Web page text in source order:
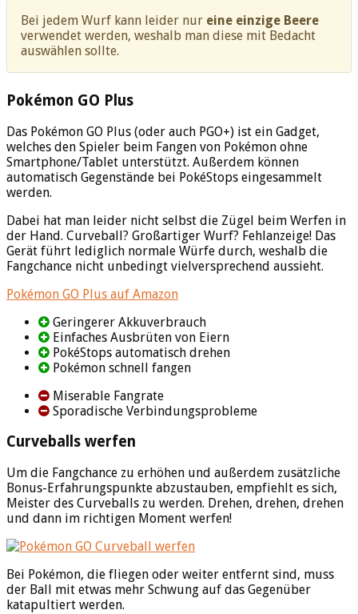
Bei jedem Wurf kann leider nur eine einzige Beere
verwendet werden, weshalb man diese mit Bedacht
auswählen sollte.
Pokémon GO Plus
Das Pokémon GO Plus (oder auch PGO+) ist ein Gadget,
welches den Spieler beim Fangen von Pokémon ohne
Smartphone/Tablet unterstützt. Außerdem können
automatisch Gegenstände bei PokéStops eingesammelt
werden.
Dabei hat man leider nicht selbst die Zügel beim Werfen in
der Hand. Curveball? Großartiger Wurf? Fehlanzeige! Das
Gerät führt lediglich normale Würfe durch, weshalb die
Fangchance nicht unbedingt vielversprechend aussieht.
Pokémon GO Plus auf Amazon
Geringerer Akkuverbrauch
Einfaches Ausbrüten von Eiern
PokéStops automatisch drehen
Pokémon schnell fangen
Miserable Fangrate
Sporadische Verbindungsprobleme
Curveballs werfen
Um die Fangchance zu erhöhen und außerdem zusätzliche
Bonus-Erfahrungspunkte abzustauben, empfiehlt es sich,
Meister des Curveballs zu werden. Drehen, drehen, drehen
und dann im richtigen Moment werfen!
Bei Pokémon, die fliegen oder weiter entfernt sind, muss
der Ball mit etwas mehr Schwung auf das Gegenüber
katapultiert werden.